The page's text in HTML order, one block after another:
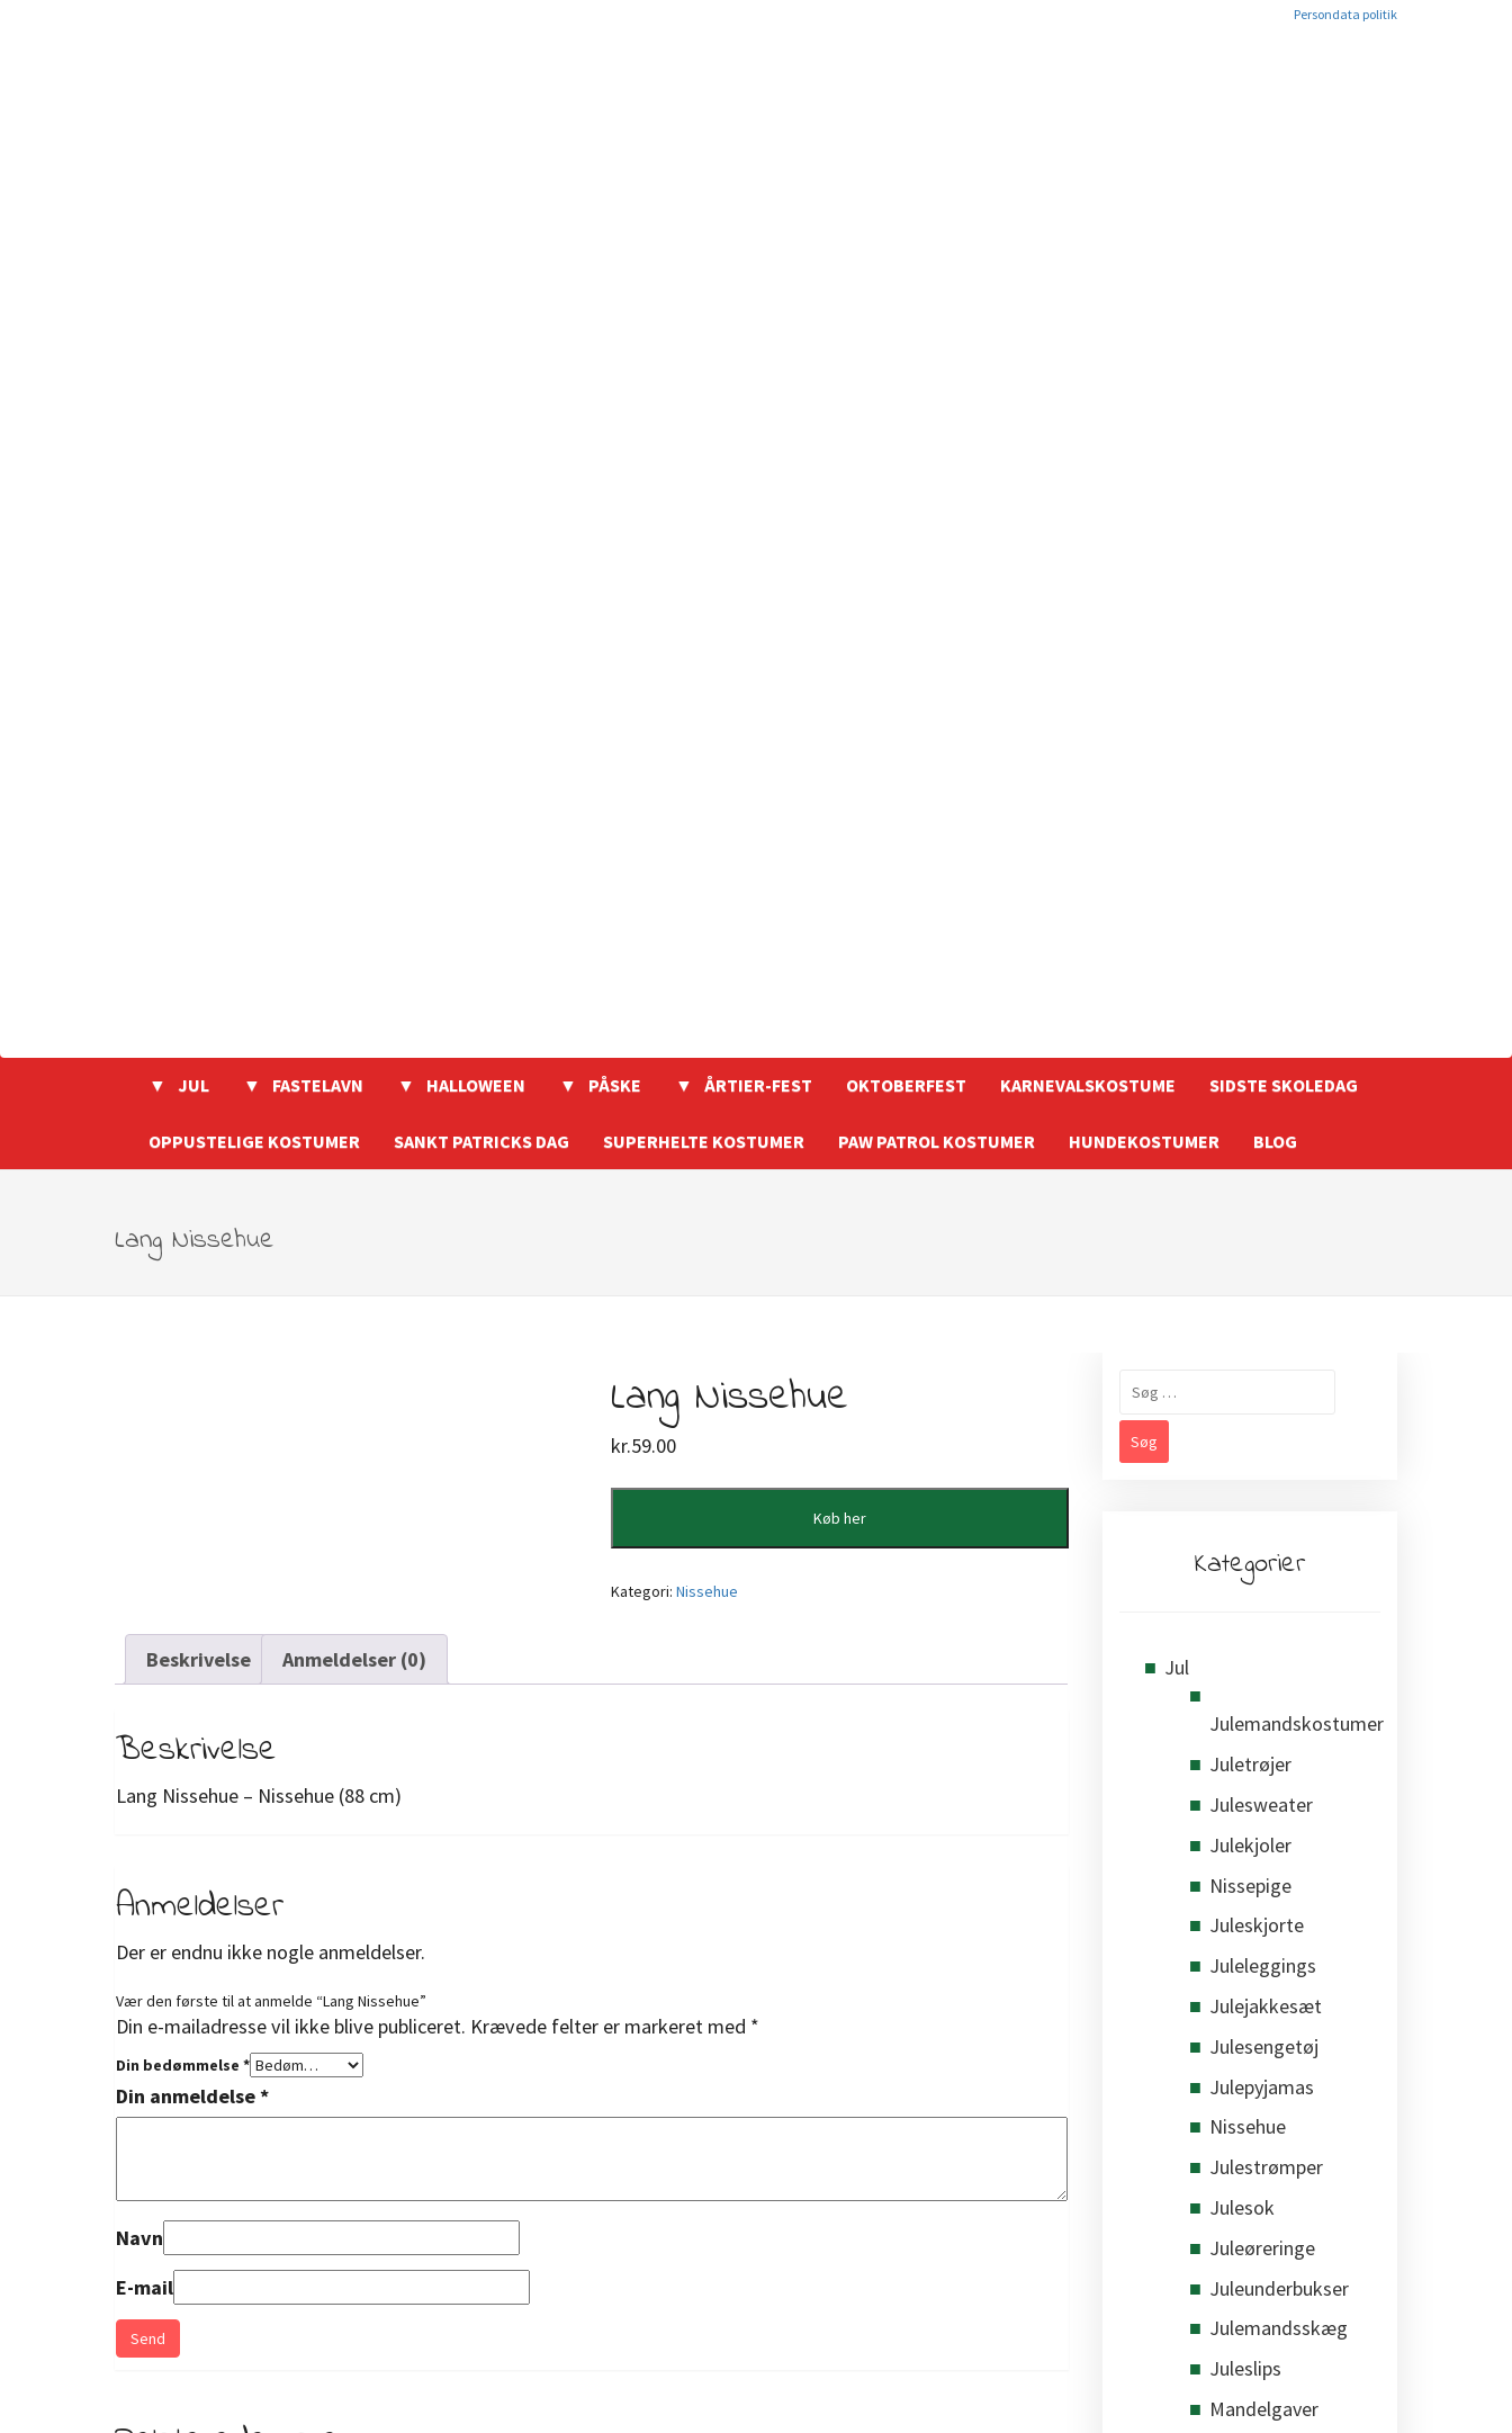
Persondata politik
JUL FASTELAVN HALLOWEEN PÅSKE ÅRTIER-FEST OKTOBERFEST KARNEVALSKOSTUME SIDSTE SKOLEDAG
OPPUSTELIGE KOSTUMER SANKT PATRICKS DAG SUPERHELTE KOSTUMER PAW PATROL KOSTUMER HUNDEKOSTUMER BLOG
Lang Nissehue
Lang Nissehue
kr.59.00
Køb her
Kategori: Nissehue
Beskrivelse Anmeldelser (0)
Beskrivelse
Lang Nissehue – Nissehue (88 cm)
Anmeldelser
Der er endnu ikke nogle anmeldelser.
Vær den første til at anmelde “Lang Nissehue”
Din e-mailadresse vil ikke blive publiceret. Krævede felter er markeret med *
Din bedømmelse *
Din anmeldelse*
Navn
E-mail
efter:
Kategorier
Jul
Julemandskostumer
Juletrøjer
Julesweater
Julekjoler
Nissepige
Juleskjorte
Juleleggings
Julejakkesæt
Julesengetøj
Julepyjamas
Nissehue
Julestrømper
Julesok
Juleøreringe
Juleunderbukser
Julemandsskæg
Juleslips
Mandelgaver